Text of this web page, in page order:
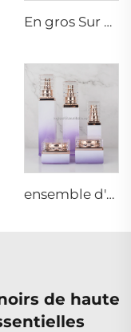
En gros Sur mesure Pots de crème pour soins de la peau en verre et emballages cosmétiques
ensemble d'emballage cosmétique en verre 120ml 100ml 40ml bouteille rectangulaire en verre avec pompe en aluminium et couvercle transparent
de haute